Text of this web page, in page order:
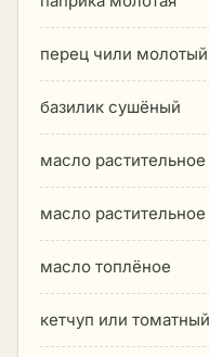
перец чили молотый
базилик сушёный
масло
масло
масло топлёное
кетчуп или